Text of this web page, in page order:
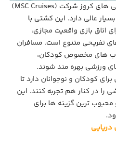
کشتی اپرا یکی از بهترین کشتی های کروز شرکت (MSC Cruises)
عالی دارد. این کشتی با
مسافر، دارای اتاق بازی واقعیت مجازی،
تفریحی متنوع است. مسافران
های مخصوص کودکان،
ورزشی بهره ‌مند شوند.
کودکان و نوجوانان دارد تا
را در کنار هم تجربه کنند. این
‌ترین گزینه‌ ها برای
دریایی